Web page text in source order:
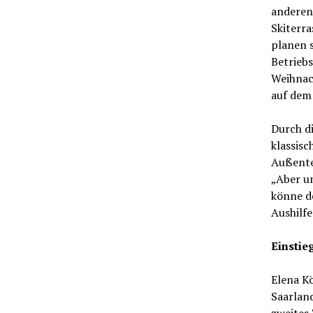
planen
auf
Durch
„Aber
könne
Elena